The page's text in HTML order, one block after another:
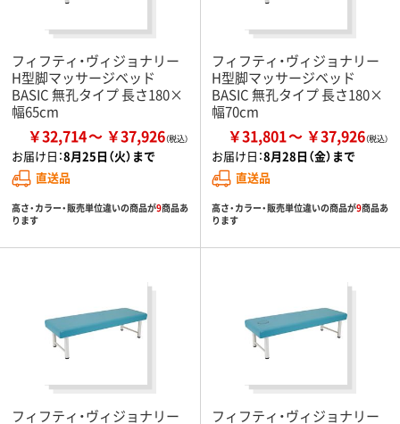
フィフティ・ヴィジョナリー
H型脚マッサージベッド
BASIC 無孔タイプ 長さ180×
幅65cm
￥32,714 ￥37,926
お届け日：8月25日（火）まで
直送品
高さ・カラー・販売単位違いの商品が9商品あ
ります
フィフティ・ヴィジョナリー
H型脚マッサージベッド
BASIC 無孔タイプ 長さ180×
幅70cm
￥31,801 ￥37,926
お届け日：8月28日（金）まで
直送品
高さ・カラー・販売単位違いの商品が9商品あ
ります
フィフティ・ヴィジョナリー
フィフティ・ヴィジョナリー